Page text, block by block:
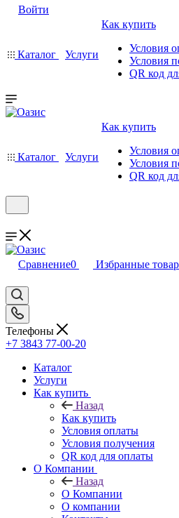
Войти
Каталог Услуги
Как купить
Условия
Условия
QR код
Каталог Услуги
Как купить
Условия
Условия
QR код
Сравнение0 Избранные
Телефоны
+7 3843 77-00-20
Каталог
Услуги
Как купить
Назад
Как купить
Условия оплаты
Условия получения
QR код для оплаты
О Компании
Назад
О Компании
О компании